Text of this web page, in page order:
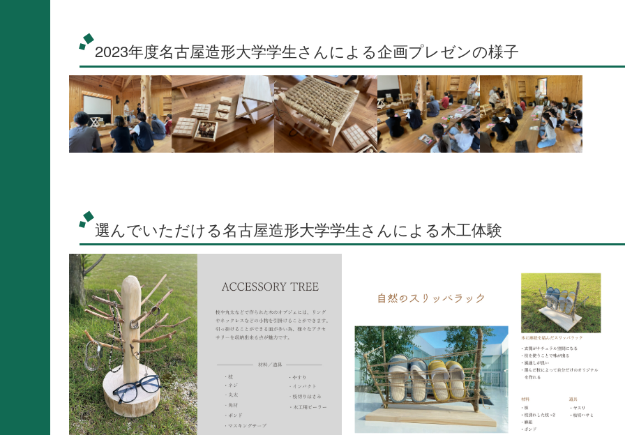
2023年度名古屋造形大学学生さんによる企画プレゼンの様子
選んでいただける名古屋造形大学学生さんによる木工体験